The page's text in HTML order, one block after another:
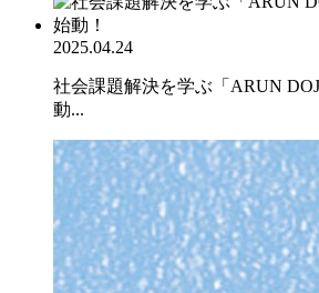
2025.04.24
社会課題解決を学ぶ「ARUN
動...